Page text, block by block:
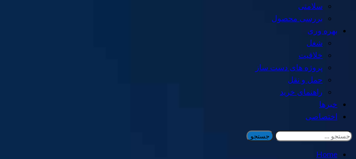
سلامتی
بررسی محصول
بهره وری
شغل
خلاقیت
پروژه های دست ساز
حمل و نقل
راهنمای خرید
خبرها
اختصاصی
جستجو
برای:
Home